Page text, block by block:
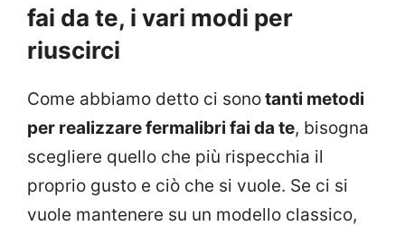
fai da te, i vari modi per
riuscirci
Come abbiamo detto ci sonotanti metodi
per realizzare fermalibri fai da te, bisogna
scegliere quello che più rispecchia il
proprio gusto e ciò che si vuole. Se ci si
vuole mantenere su un modello classico,